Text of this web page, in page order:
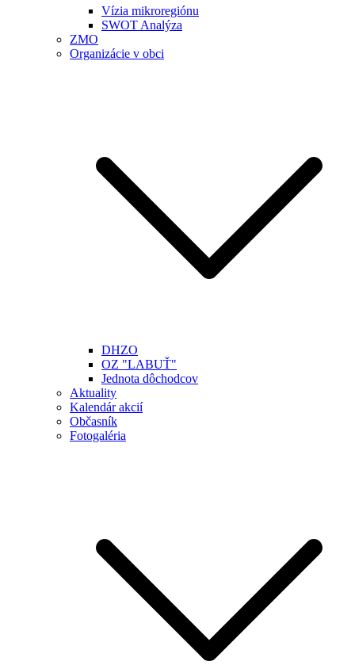
Vízia mikroregiónu
SWOT Analýza
ZMO
Organizácie v obci
DHZO
OZ "LABUŤ"
Jednota dôchodcov
Aktuality
Kalendár akcií
Občasník
Fotogaléria